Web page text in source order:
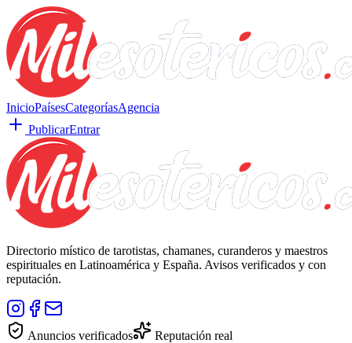
InicioPaísesCategoríasAgencia
PublicarEntrar
Directorio místico de tarotistas, chamanes, curanderos y maestros
espirituales en Latinoamérica y España. Avisos verificados y con
reputación.
Anuncios verificados Reputación real